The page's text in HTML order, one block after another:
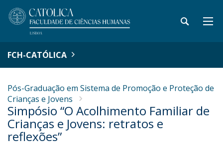
FCH-CATÓLICA
Pós-Graduação em Sistema de Promoção e Proteção de
Crianças e Jovens
Simpósio “O Acolhimento Familiar de
Crianças e Jovens: retratos e
reflexões”